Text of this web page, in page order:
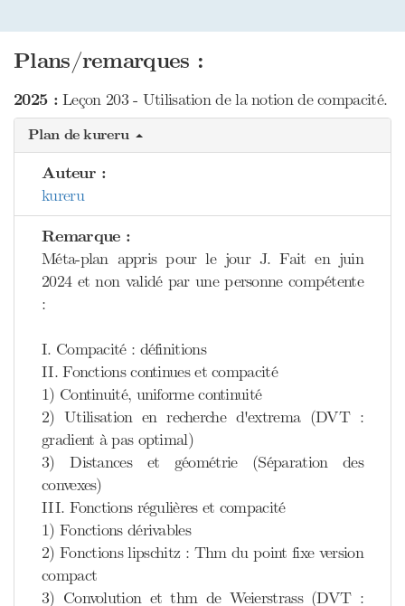
Plans/remarques :
2025 :Leçon 203 - Utilisation de la notion de compacité.
Plan de kureru
Auteur :
kureru
Remarque :
Méta-plan appris pour le jour J. Fait en juin
2024 et non validé par une personne compétente
:
I. Compacité : définitions
II. Fonctions continues et compacité
1) Continuité, uniforme continuité
2) Utilisation en recherche d'extrema (DVT :
gradient à pas optimal)
3) Distances et géométrie (Séparation des
convexes)
III. Fonctions régulières et compacité
1) Fonctions dérivables
2) Fonctions lipschitz : Thm du point fixe version
compact
3) Convolution et thm de Weierstrass (DVT :